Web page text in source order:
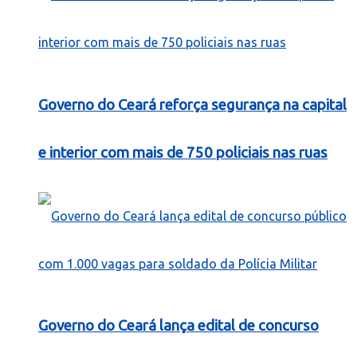
Governo do Ceará reforça segurança na capital
e interior com mais de 750 policiais nas ruas
Governo do Ceará lança edital de concurso